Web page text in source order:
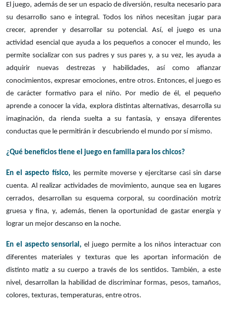
El juego, además de ser un espacio de diversión, resulta necesario para
su desarrollo sano e integral. Todos los niños necesitan jugar para
crecer, aprender y desarrollar su potencial. Así, el juego es una
actividad esencial que ayuda a los pequeños a conocer el mundo, les
permite socializar con sus padres y sus pares y, a su vez, les ayuda a
adquirir nuevas destrezas y habilidades, así como afianzar
conocimientos, expresar emociones, entre otros. Entonces, el juego es
de carácter formativo para el niño. Por medio de él, el pequeño
aprende a conocer la vida, explora distintas alternativas, desarrolla su
imaginación, da rienda suelta a su fantasía, y ensaya diferentes
conductas que le permitirán ir descubriendo el mundo por sí mismo.
¿Qué beneficios tiene el juego en familia para los chicos?
En el aspecto físico, les permite moverse y ejercitarse casi sin darse
cuenta. Al realizar actividades de movimiento, aunque sea en lugares
cerrados, desarrollan su esquema corporal, su coordinación motriz
gruesa y fina, y, además, tienen la oportunidad de gastar energía y
lograr un mejor descanso en la noche.
En el aspecto sensorial, el juego permite a los niños interactuar con
diferentes materiales y texturas que les aportan información de
distinto matiz a su cuerpo a través de los sentidos. También, a este
nivel, desarrollan la habilidad de discriminar formas, pesos, tamaños,
colores, texturas, temperaturas, entre otros.